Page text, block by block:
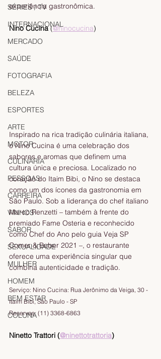
SÉRIES / TV
INTERNACIONAL
MERCADO
SAÚDE
FOTOGRAFIA
BELEZA
ESPORTES
ARTE
MOTOR
CULINÁRIA
PESSOAS
CARREIRA
VINHOS
SABOR
SEXUALIDADE
MULHER
HOMEM
BEM ESTAR
COLUNA
experiência gastronômica.
Nino Cucina (@ninocucina)
Inspirado na rica tradição culinária italiana,
o Nino Cucina é uma celebração dos
sabores e aromas que definem uma
cultura única e preciosa. Localizado no
coração do Itaim Bibi, o Nino se destaca
como um dos ícones da gastronomia em
São Paulo. Sob a liderança do chef italiano
Marco Renzetti – também à frente do
premiado Fame Osteria e reconhecido
como Chef do Ano pelo guia Veja SP
Comer & Beber 2021 –, o restaurante
oferece uma experiência singular que
combina autenticidade e tradição.
Serviço: Nino Cucina: Rua Jerônimo da Veiga, 30 -
Itaim Bibi, São Paulo - SP
Reservas: (11) 3368-6863
Ninetto Trattori (@ninettotrattoria)